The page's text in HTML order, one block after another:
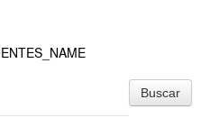
Buscar